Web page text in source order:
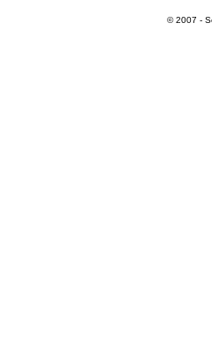
© 2007 -